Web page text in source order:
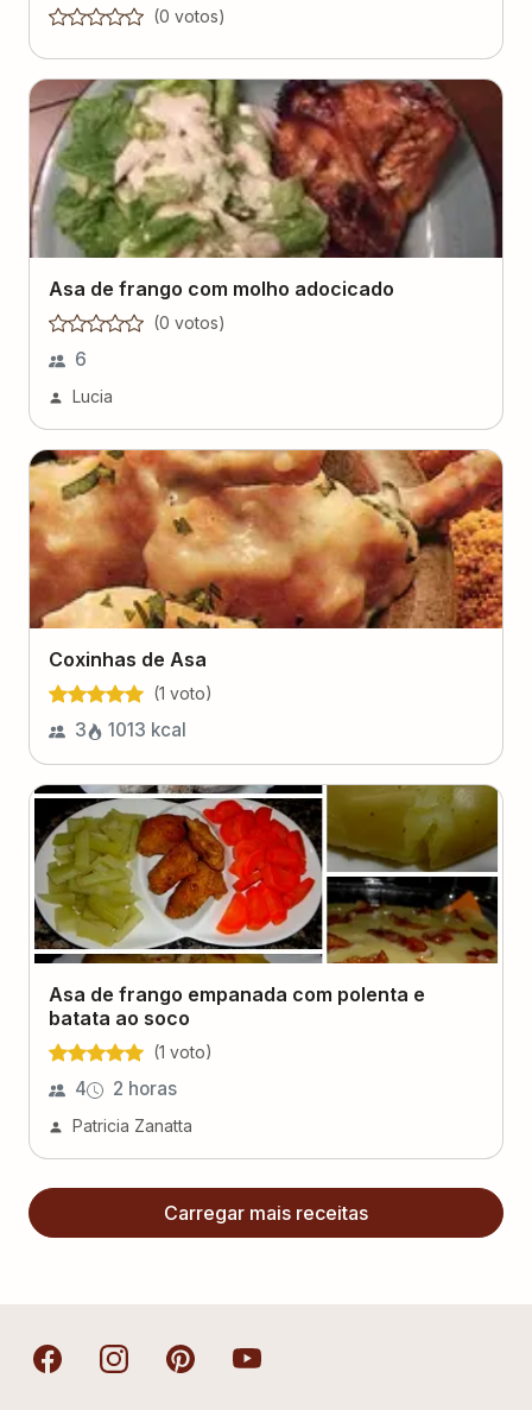
(0 votos)
Asa de frango com molho adocicado
(0 votos)
6
Lucia
Coxinhas de Asa
(1 voto)
3 1013 kcal
Asa de frango empanada com polenta e
batata ao soco
(1 voto)
4 2 horas
Patricia Zanatta
Carregar mais receitas